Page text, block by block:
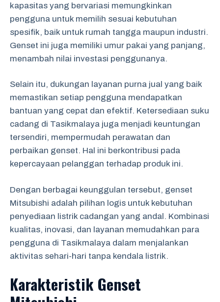
kapasitas yang bervariasi memungkinkan
pengguna untuk memilih sesuai kebutuhan
spesifik, baik untuk rumah tangga maupun industri.
Genset ini juga memiliki umur pakai yang panjang,
menambah nilai investasi penggunanya.
Selain itu, dukungan layanan purna jual yang baik
memastikan setiap pengguna mendapatkan
bantuan yang cepat dan efektif. Ketersediaan suku
cadang di Tasikmalaya juga menjadi keuntungan
tersendiri, mempermudah perawatan dan
perbaikan genset. Hal ini berkontribusi pada
kepercayaan pelanggan terhadap produk ini.
Dengan berbagai keunggulan tersebut, genset
Mitsubishi adalah pilihan logis untuk kebutuhan
penyediaan listrik cadangan yang andal. Kombinasi
kualitas, inovasi, dan layanan memudahkan para
pengguna di Tasikmalaya dalam menjalankan
aktivitas sehari-hari tanpa kendala listrik.
Karakteristik Genset